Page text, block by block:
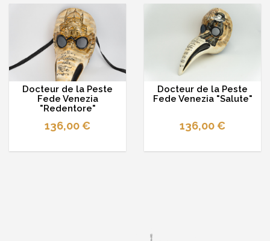
Docteur de la Peste
Fede Venezia
"Redentore"
136,00 €
Docteur de la Peste
Fede Venezia "Salute"
136,00 €